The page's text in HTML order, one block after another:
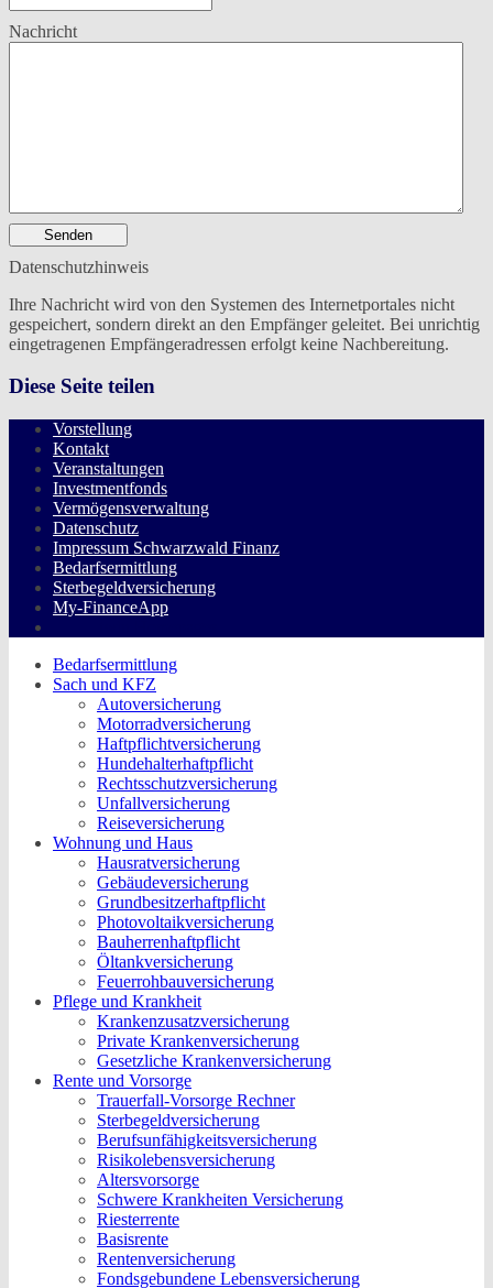
Nachricht
Senden
Datenschutzhinweis
Ihre Nachricht wird von den Systemen des Internetportales nicht
gespeichert, sondern direkt an den Empfänger geleitet. Bei unrichtig
eingetragenen Empfängeradressen erfolgt keine Nachbereitung.
Diese Seite teilen
Vorstellung
Kontakt
Veranstaltungen
Investmentfonds
Vermögensverwaltung
Datenschutz
Impressum Schwarzwald Finanz
Bedarfsermittlung
Sterbegeldversicherung
My-FinanceApp
Bedarfsermittlung
Sach und KFZ
Autoversicherung
Motorradversicherung
Haftpflichtversicherung
Hundehalterhaftpflicht
Rechtsschutzversicherung
Unfallversicherung
Reiseversicherung
Wohnung und Haus
Hausratversicherung
Gebäudeversicherung
Grundbesitzerhaftpflicht
Photovoltaikversicherung
Bauherrenhaftpflicht
Öltankversicherung
Feuerrohbauversicherung
Pflege und Krankheit
Krankenzusatzversicherung
Private Krankenversicherung
Gesetzliche Krankenversicherung
Rente und Vorsorge
Trauerfall-Vorsorge Rechner
Sterbegeldversicherung
Berufs­unfähigkeitsversicherung
Risikolebensversicherung
Altersvorsorge
Schwere Krankheiten Versicherung
Riesterrente
Basisrente
Rentenversicherung
Fondsgebundene Lebensversicherung